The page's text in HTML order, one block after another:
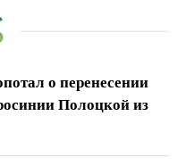
о перенесении
Полоцкой из